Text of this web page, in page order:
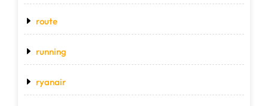
route
running
ryanair